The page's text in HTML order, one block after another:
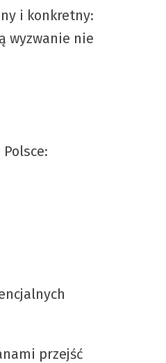
i konkretny:
wyzwanie nie
przejść